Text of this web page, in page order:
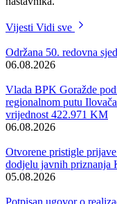
Ministar obrazovanja,
nastavnicima osnovnih i